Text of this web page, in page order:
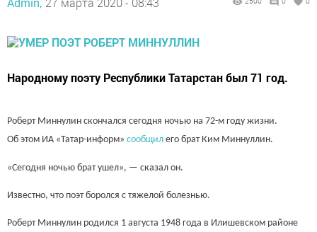
Народному поэту Республики Татарстан был 71 год.
Роберт Миннулин скончался сегодня ночью на 72-м году жизни.
Об этом ИА «Татар-информ» сообщил его брат Ким Миннуллин.
«Сегодня ночью брат ушел», — сказал он.
Известно, что поэт боролся с тяжелой болезнью.
Роберт Миннулин родился 1 августа 1948 года в Илишевском районе